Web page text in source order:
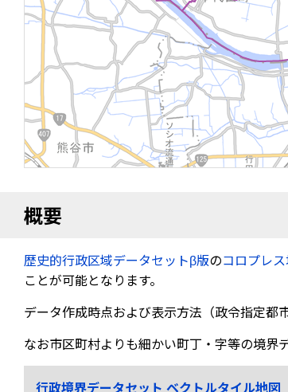
概要
歴史的行政区域データセットβ版のコロプレ
ことが可能となります。
データ作成時点および表示方法（政令指定都
なお市区町村よりも細かい町丁・字等の境界
行政境界データセット ベクトルタイル地図